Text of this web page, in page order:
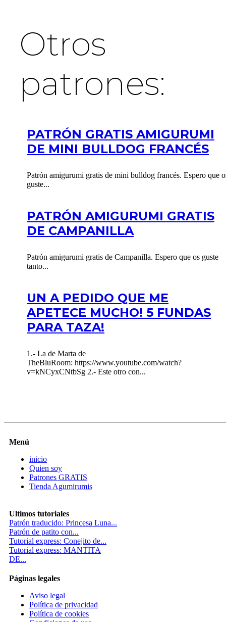
Otros
patrones:
PATRÓN GRATIS AMIGURUMI
DE MINI BULLDOG FRANCÉS
Patrón amigurumi gratis de mini bulldog francés. Espero que
guste...
PATRÓN AMIGURUMI GRATIS
DE CAMPANILLA
Patrón amigurumi gratis de Campanilla. Espero que os guste
tanto...
UN A PEDIDO QUE ME
APETECE MUCHO! 5 FUNDAS
PARA TAZA!
1.- La de Marta de
TheBluRoom: https://www.youtube.com/watch?
v=kNCyxCNtbSg 2.- Este otro con...
Menú
inicio
Quien soy
Patrones GRATIS
Tienda Agumirumis
Ultimos tutoriales
Patrón traducido: Princesa Luna...
Patrón de patito con...
Tutorial express: Conejito de...
Tutorial express: MANTITA
DE...
Páginas legales
Aviso legal
Política de privacidad
Política de cookies